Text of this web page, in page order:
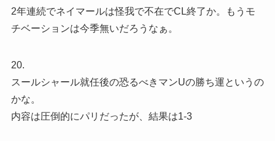
2年連続でネイマールは怪我で不在でCL終了か。もうモ
チベーションは今季無いだろうなぁ。
20.
スールシャール就任後の恐るべきマンUの勝ち運というの
かな。
内容は圧倒的にパリだったが、結果は1-3